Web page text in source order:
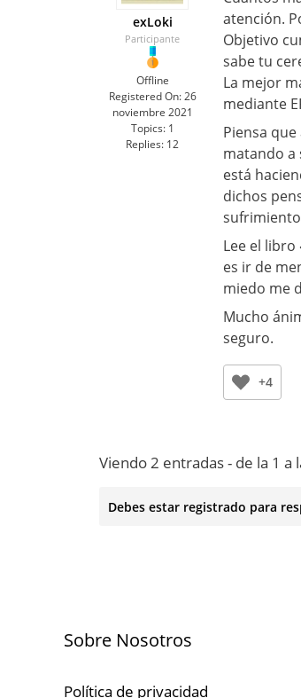
exLoki
Participante
Offline
Registered On: 26
noviembre 2021
Topics: 1
Replies: 12
atención.
Objetivo
sabe tu
La mejor
mediante
Piensa
matando a
está
dichos
Lee el libro
es ir de
miedo me
Mucho
seguro.
+4
Viendo 2 entradas - de la 1 a
Debes estar registrado para
Sobre Nosotros
Política de privacidad